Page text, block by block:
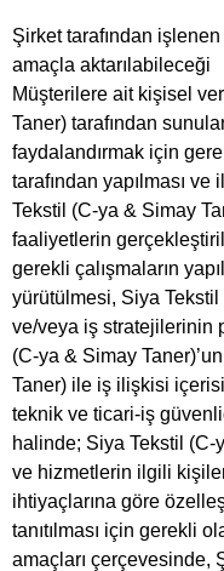
Şirket tarafından
amaçla aktarılabileceği
Müşterilere ait kişisel
Taner) tarafından
faydalandırmak için
tarafından yapılması
Tekstil (C-ya & Simay
faaliyetlerin
gerekli çalışmaların
yürütülmesi, Siya Tekstil
ve/veya iş stratejilerinin
(C-ya & Simay
Taner) ile iş ilişkisi
teknik ve ticari-iş
halinde; Siya Tekstil (C-
ve hizmetlerin ilgili
ihtiyaçlarına göre
tanıtılması için gerekli
amaçları çerçevesinde,